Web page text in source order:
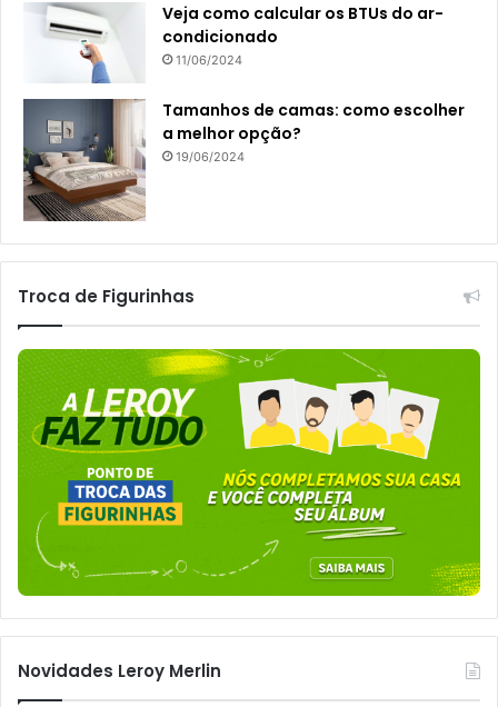
Veja como calcular os BTUs do ar-
condicionado
11/06/2024
Tamanhos de camas: como escolher
a melhor opção?
19/06/2024
Troca de Figurinhas
Novidades Leroy Merlin